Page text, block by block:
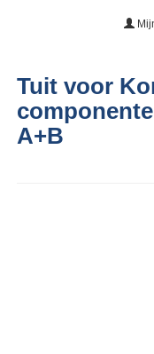
Tuit voor
A+B